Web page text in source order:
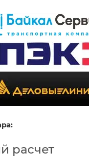
расчет